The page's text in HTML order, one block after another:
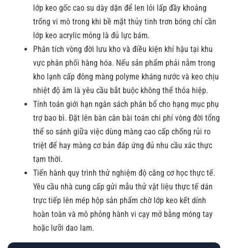
lớp keo gốc cao su dày dặn để len lỏi lấp đầy khoảng
trống vi mô trong khi bề mặt thủy tinh trơn bóng chỉ cần
lớp keo acrylic mỏng là đủ lực bám.
Phân tích vòng đời lưu kho và điều kiện khí hậu tại khu
vực phân phối hàng hóa. Nếu sản phẩm phải nằm trong
kho lạnh cấp đông màng polyme kháng nước và keo chịu
nhiệt độ âm là yêu cầu bắt buộc không thể thỏa hiệp.
Tính toán giới hạn ngân sách phân bổ cho hạng mục phụ
trợ bao bì. Đặt lên bàn cân bài toán chi phí vòng đời tổng
thể so sánh giữa việc dùng màng cao cấp chống rủi ro
triệt để hay màng cơ bản đáp ứng đủ nhu cầu xác thực
tạm thời.
Tiến hành quy trình thử nghiệm độ căng cơ học thực tế.
Yêu cầu nhà cung cấp gửi mẫu thử vật liệu thực tế dán
trực tiếp lên mép hộp sản phẩm chờ lớp keo kết dính
hoàn toàn và mô phỏng hành vi cạy mở bằng móng tay
hoặc lưỡi dao lam.